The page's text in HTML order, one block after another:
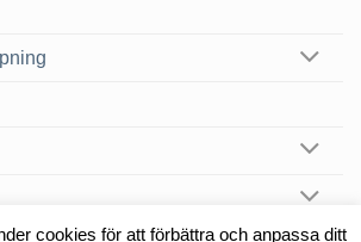
cookies för att förbättra och anpassa ditt